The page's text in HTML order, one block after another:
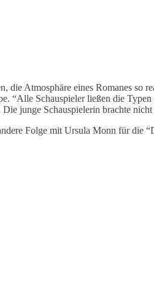
die Atmosphäre eines Romanes
“Alle Schauspieler ließen die
junge Schauspielerin brachte
Folge mit Ursula Monn für die